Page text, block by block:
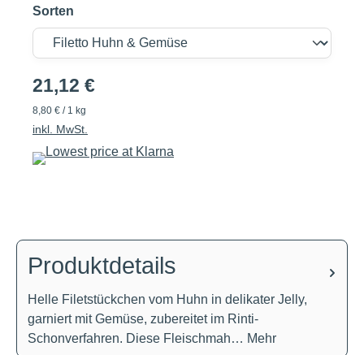
Sorten
21,12 €
8,80 € / 1 kg
inkl. MwSt.
Produktdetails
Helle Filetstückchen vom Huhn in delikater Jelly,
garniert mit Gemüse, zubereitet im Rinti-
Schonverfahren. Diese Fleischmah… Mehr